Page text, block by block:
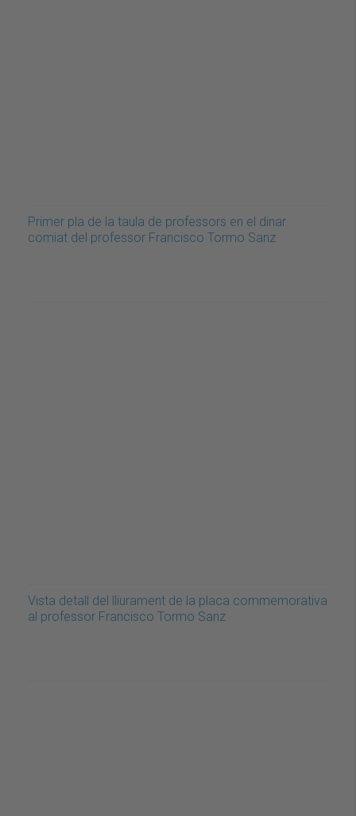
Primer pla de la taula de professors en el dinar
comiat del professor Francisco Tormo Sanz
Vista detall del lliurament de la placa commemorativa
al professor Francisco Tormo Sanz